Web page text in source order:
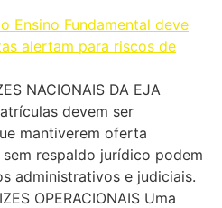
NACIONAIS DA EJA
devem ser
mantiverem oferta
respaldo jurídico podem
administrativos e judiciais.
OPERACIONAIS Uma